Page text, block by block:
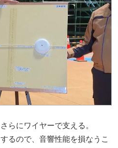
らにワイヤーで支える。
るので、音響性能を損なうこ